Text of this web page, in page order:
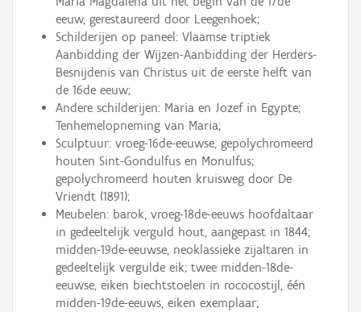
eeuw, gerestaureerd door Leegenhoek;
Schilderijen op paneel: Vlaamse triptiek
Aanbidding der Wijzen-Aanbidding der Herders-
Besnijdenis van Christus uit de eerste helft van
de 16de eeuw;
Andere schilderijen: Maria en Jozef in Egypte;
Tenhemelopneming van Maria;
Sculptuur: vroeg-16de-eeuwse, gepolychromeerd
houten Sint-Gondulfus en Monulfus;
gepolychromeerd houten kruisweg door De
Vriendt (1891);
Meubelen: barok, vroeg-18de-eeuws hoofdaltaar
in gedeeltelijk verguld hout, aangepast in 1844;
midden-19de-eeuwse, neoklassieke zijaltaren in
gedeeltelijk vergulde eik; twee midden-18de-
eeuwse, eiken biechtstoelen in rococostijl, één
midden-19de-eeuws, eiken exemplaar;